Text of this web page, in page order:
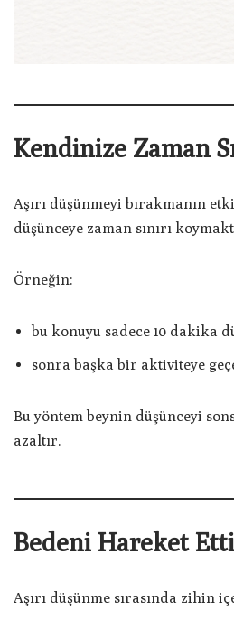
Kendinize Zaman
Aşırı düşünmeyi bırakmanın
düşünceye zaman sınırı
Örneğin:
bu konuyu sadece 10 dakika
sonra başka bir aktiviteye
Bu yöntem beynin düşünceyi
azaltır.
Bedeni Hareket
Aşırı düşünme sırasında zihin